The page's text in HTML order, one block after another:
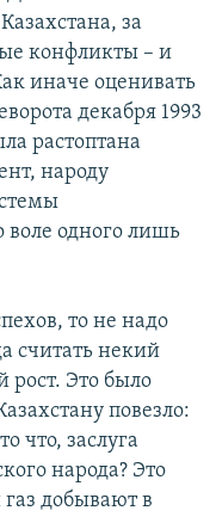
за
конфликты – и
иначе оценивать
декабря 1993
растоптана
народу
воле одного лишь
то не надо
считать некий
рост. Это было
повезло:
что, заслуга
народа? Это
газ добывают в